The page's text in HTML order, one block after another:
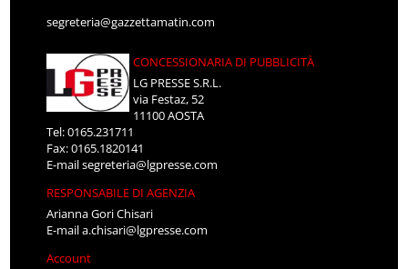
segreteria@gazzettamatin.com
CONCESSIONARIA DI PUBBLICITÀ
LG PRESSE S.R.L.
via Festaz, 52
11100 AOSTA
Tel: 0165.231711
Fax: 0165.1820141
E-mailsegreteria@lgpresse.com
RESPONSABILE DI AGENZIA
Arianna Gori Chisari
E-maila.chisari@lgpresse.com
Account